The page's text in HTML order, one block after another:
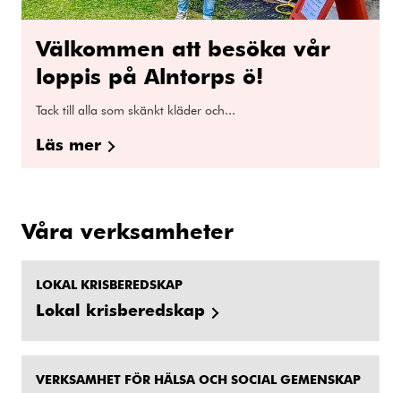
Välkommen att besöka vår
loppis på Alntorps ö!
Tack till alla som skänkt kläder och...
Läs mer
Våra verksamheter
LOKAL KRISBEREDSKAP
Lokal krisberedskap
VERKSAMHET FÖR HÄLSA OCH SOCIAL GEMENSKAP